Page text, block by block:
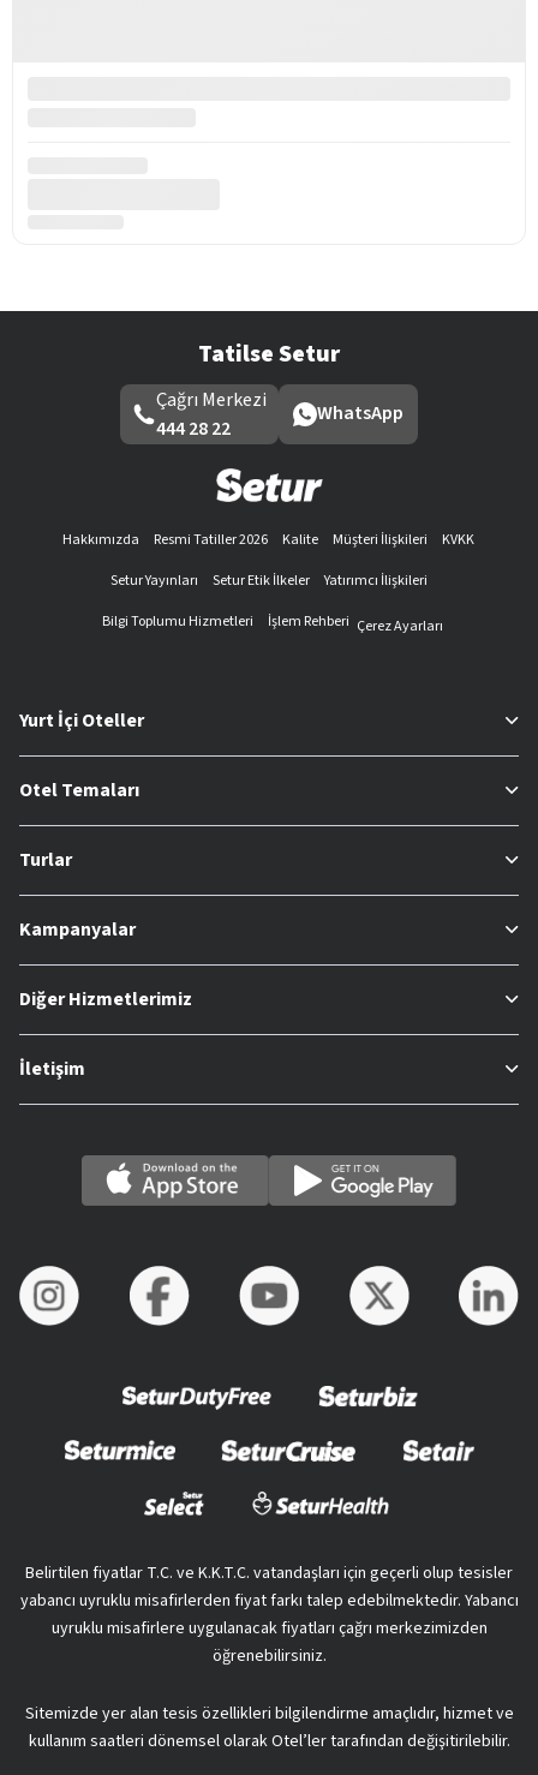
Tatilse Setur
Çağrı Merkezi
444 28 22
WhatsApp
Hakkımızda Resmi Tatiller 2026 Kalite Müşteri İlişkileri
KVKK
Setur Yayınları
Setur Etik İlkeler
Yatırımcı İlişkileri
Bilgi Toplumu Hizmetleri
İşlem Rehberi Çerez Ayarları
Yurt İçi Oteller
Otel Temaları
Turlar
Kampanyalar
Diğer Hizmetlerimiz
İletişim
Belirtilen fiyatlar T.C. ve K.K.T.C. vatandaşları için geçerli olup tesisler
yabancı uyruklu misafirlerden fiyat farkı talep edebilmektedir. Yabancı
uyruklu misafirlere uygulanacak fiyatları çağrı merkezimizden
öğrenebilirsiniz.
Sitemizde yer alan tesis özellikleri bilgilendirme amaçlıdır, hizmet ve
kullanım saatleri dönemsel olarak Otel’ler tarafından değişitirilebilir.